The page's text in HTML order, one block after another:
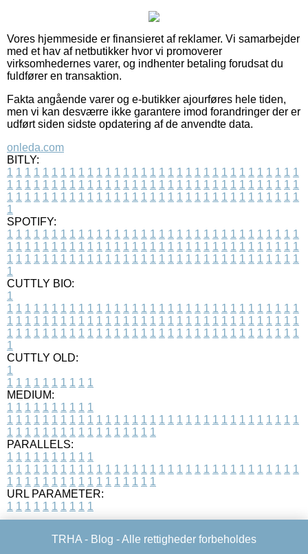
Vores hjemmeside er finansieret af reklamer. Vi samarbejder
med et hav af netbutikker hvor vi promoverer
virksomhedernes varer, og indhenter betaling forudsat du
fuldfører en transaktion.
Fakta angående varer og e-butikker ajourføres hele tiden,
men vi kan desværre ikke garantere imod forandringer der er
udført siden sidste opdatering af de anvendte data.
onleda.com
BITLY:
1 1 1 1 1 1 1 1 1 1 1 1 1 1 1 1 1 1 1 1 1 1 1 1 1 1 1 1 1 1 1 1 1
1 1 1 1 1 1 1 1 1 1 1 1 1 1 1 1 1 1 1 1 1 1 1 1 1 1 1 1 1 1 1 1 1
1 1 1 1 1 1 1 1 1 1 1 1 1 1 1 1 1 1 1 1 1 1 1 1 1 1 1 1 1 1 1 1 1
1
SPOTIFY:
1 1 1 1 1 1 1 1 1 1 1 1 1 1 1 1 1 1 1 1 1 1 1 1 1 1 1 1 1 1 1 1 1
1 1 1 1 1 1 1 1 1 1 1 1 1 1 1 1 1 1 1 1 1 1 1 1 1 1 1 1 1 1 1 1 1
1 1 1 1 1 1 1 1 1 1 1 1 1 1 1 1 1 1 1 1 1 1 1 1 1 1 1 1 1 1 1 1 1
1
CUTTLY BIO:
1
1 1 1 1 1 1 1 1 1 1 1 1 1 1 1 1 1 1 1 1 1 1 1 1 1 1 1 1 1 1 1 1 1
1 1 1 1 1 1 1 1 1 1 1 1 1 1 1 1 1 1 1 1 1 1 1 1 1 1 1 1 1 1 1 1 1
1 1 1 1 1 1 1 1 1 1 1 1 1 1 1 1 1 1 1 1 1 1 1 1 1 1 1 1 1 1 1 1 1
1
CUTTLY OLD:
1
1 1 1 1 1 1 1 1 1 1
MEDIUM:
1 1 1 1 1 1 1 1 1 1
1 1 1 1 1 1 1 1 1 1 1 1 1 1 1 1 1 1 1 1 1 1 1 1 1 1 1 1 1 1 1 1 1
1 1 1 1 1 1 1 1 1 1 1 1 1 1 1 1 1
PARALLELS:
1 1 1 1 1 1 1 1 1 1
1 1 1 1 1 1 1 1 1 1 1 1 1 1 1 1 1 1 1 1 1 1 1 1 1 1 1 1 1 1 1 1 1
1 1 1 1 1 1 1 1 1 1 1 1 1 1 1 1 1
URL PARAMETER:
1 1 1 1 1 1 1 1 1 1
TRHA - Blog - Alle rettigheder forbeholdes